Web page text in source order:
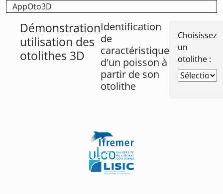
AppOto3D
Démonstration
utilisation des
otolithes 3D
Identification
de
caractéristique
d'un poisson à
partir de son
otolithe
Choisissez
un
otolithe :